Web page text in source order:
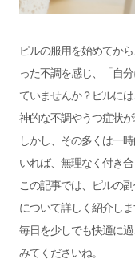
ピルの服用を始めてか
った不調を感じ、「自
ていませんか？ピルに
神的な不調やうつ症状が
しかし、その多くは一
いれば、無理なく付き
この記事では、ピルの
について詳しく紹介し
毎日を少しでも快適に
みてくださいね。